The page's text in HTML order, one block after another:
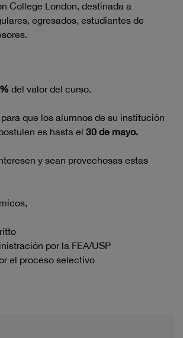
College London, destinada a
egresados, estudiantes de
del valor del curso.
que los alumnos de su institución
es hasta el 30 de mayo.
y sean provechosas estas
por la FEA/USP
el proceso selectivo